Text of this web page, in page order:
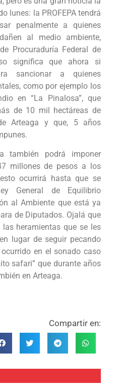
lunes: la PROFEPA tendrá
penalmente a quienes
al medio ambiente,
Procuraduría Federal de
significa que ahora si
sancionar a quienes
como por ejemplo los
en “La Pinalosa”, que
de 10 mil hectáreas de
Arteaga y que, 5 años
también podrá imponer
millones de pesos a los
ocurrirá hasta que se
General de Equilibrio
al Ambiente que está ya
de Diputados. Ojalá que
heramientas que se les
lugar de seguir pecando
en el sonado caso
safari” que durante años
en Arteaga.
Compartir en: